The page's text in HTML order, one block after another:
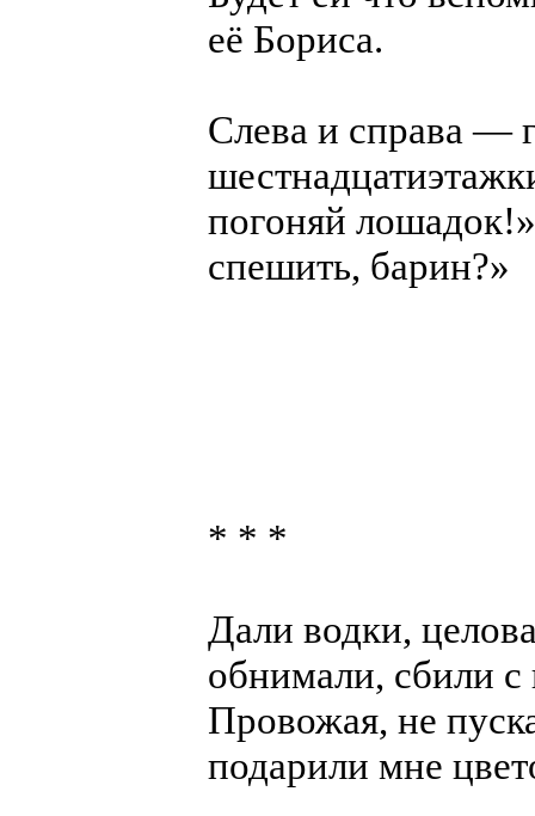
её Бориса.
Слева и справа —
погоняй
спешить, барин?»
* * *
Дали водки,
обнимали, сбили с
Провожая, не
подарили мне